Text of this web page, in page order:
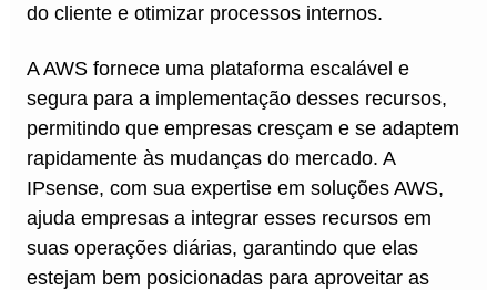
do cliente e otimizar processos internos.
A AWS fornece uma plataforma escalável e
segura para a implementação desses recursos,
permitindo que empresas cresçam e se adaptem
rapidamente às mudanças do mercado. A
IPsense, com sua expertise em soluções AWS,
ajuda empresas a integrar esses recursos em
suas operações diárias, garantindo que elas
estejam bem posicionadas para aproveitar as